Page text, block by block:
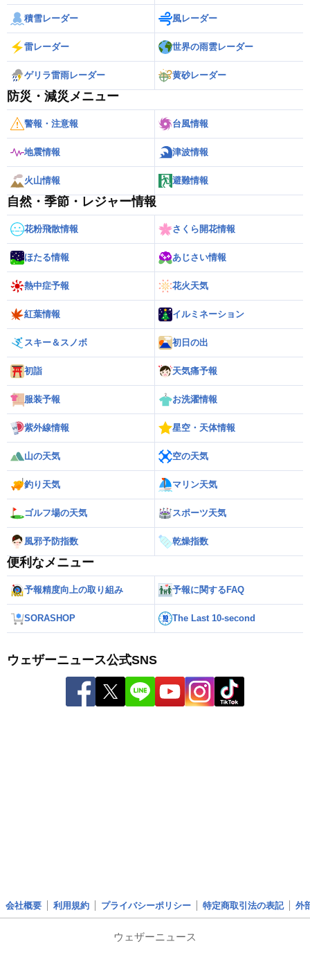
積雪レーダー 風レーダー
雷レーダー 世界の雨雲レーダー
ゲリラ雷雨レーダー 黄砂レーダー
防災・減災メニュー
警報・注意報 台風情報
地震情報 津波情報
火山情報 避難情報
自然・季節・レジャー情報
花粉飛散情報 さくら開花情報
ほたる情報 あじさい情報
熱中症予報 花火天気
紅葉情報 イルミネーション
スキー＆スノボ 初日の出
初詣 天気痛予報
服装予報 お洗濯情報
紫外線情報 星空・天体情報
山の天気 空の天気
釣り天気 マリン天気
ゴルフ場の天気 スポーツ天気
風邪予防指数 乾燥指数
便利なメニュー
予報精度向上の取り組み 予報に関するFAQ
SORASHOP The Last 10-second
ウェザーニュース公式SNS
会社概要 利用規約 プライバシーポリシー 特定商取引法の表記 外
ウェザーニュース